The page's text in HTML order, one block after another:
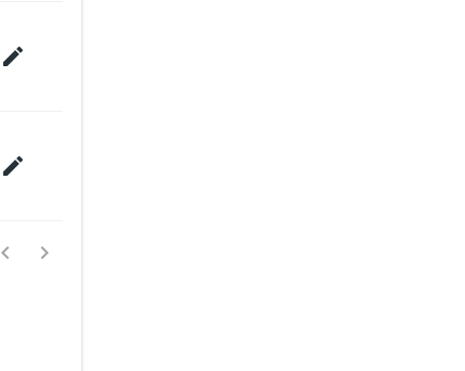


 